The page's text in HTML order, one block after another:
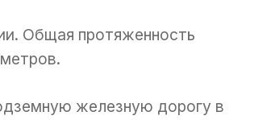
Общая протяженность
железную дорогу в